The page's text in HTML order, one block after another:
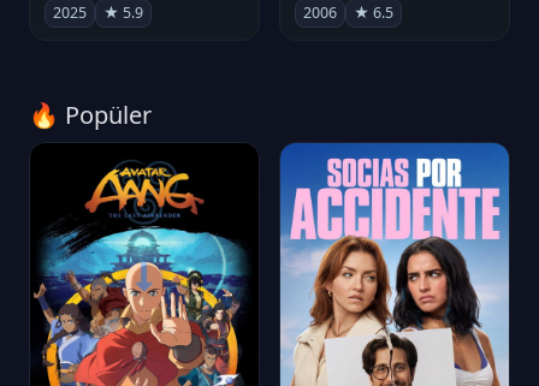
2025 ★ 5.9 2006 ★ 6.5
🔥 Popüler